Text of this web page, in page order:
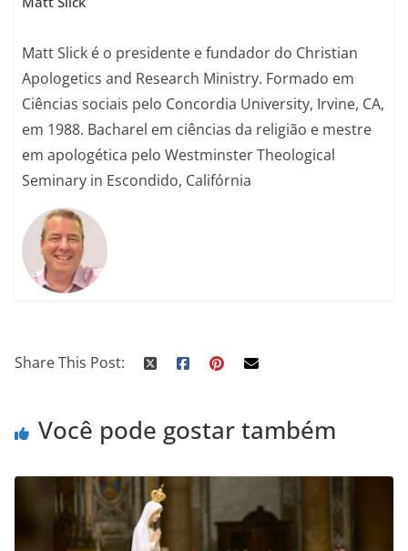
Matt Slick é o presidente e fundador do Christian
Apologetics and Research Ministry. Formado em
Ciências sociais pelo Concordia University, Irvine, CA,
em 1988. Bacharel em ciências da religião e mestre
em apologética pelo Westminster Theological
Seminary in Escondido, Califórnia
Share This Post:
Você pode gostar também